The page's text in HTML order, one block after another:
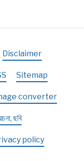
Disclaimer
Sitemap
converter
ছবি
policy